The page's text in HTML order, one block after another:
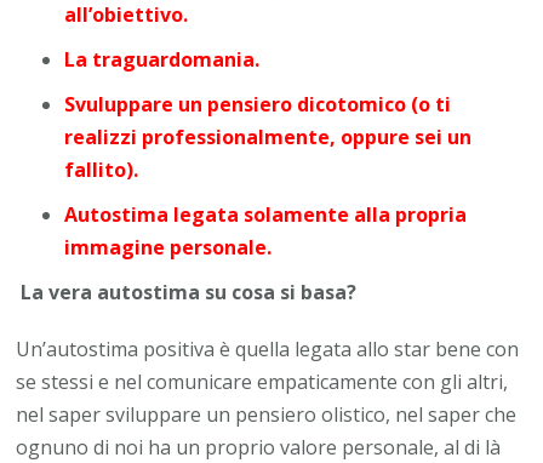
all’obiettivo.
La traguardomania.
Svuluppare un pensiero dicotomico (o ti
realizzi professionalmente, oppure sei un
fallito).
Autostima legata solamente alla propria
immagine personale.
La vera autostima su cosa si basa?
Un’autostima positiva è quella legata allo star bene con
se stessi e nel comunicare empaticamente con gli altri,
nel saper sviluppare un pensiero olistico, nel saper che
ognuno di noi ha un proprio valore personale, al di là